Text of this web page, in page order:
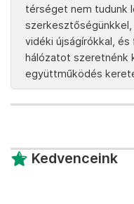
térséget nem tudunk
vidéki újságírókkal,
hálózatot szeretnénk
együttműködés
Kedvenceink